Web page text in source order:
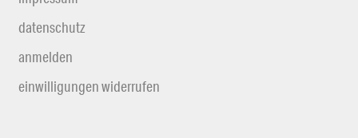
datenschutz
anmelden
einwilligungen widerrufen